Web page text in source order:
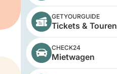
GETYOURGUIDE
Tickets & Touren
CHECK24
Mietwagen